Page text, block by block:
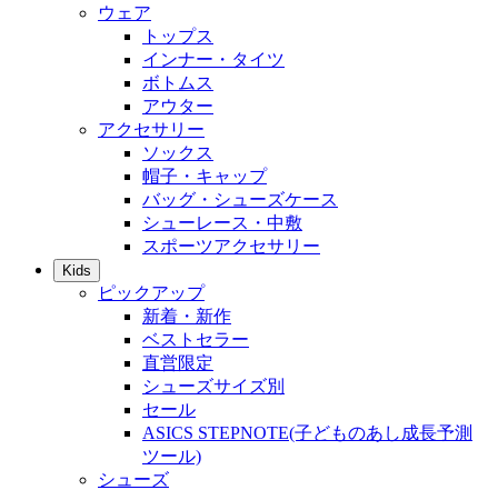
ウェア
トップス
インナー・タイツ
ボトムス
アウター
アクセサリー
ソックス
帽子・キャップ
バッグ・シューズケース
シューレース・中敷
スポーツアクセサリー
Kids
ピックアップ
新着・新作
ベストセラー
直営限定
シューズサイズ別
セール
ASICS STEPNOTE(子どものあし成長予測
ツール)
シューズ